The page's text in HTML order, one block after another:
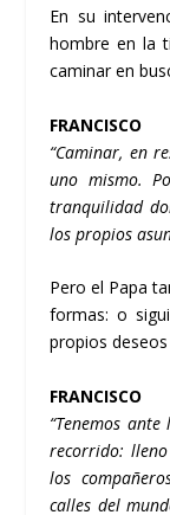
En su
hombre en la
caminar en
FRANCISCO
“Caminar, en
uno mismo.
tranquilidad
los propios
Pero el Papa
formas: o
propios
FRANCISCO
“Tenemos
recorrido:
los
calles del